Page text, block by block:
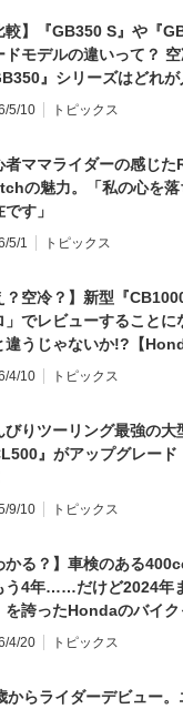
較】『GB350 S』や『
ドモデルの違いって？
』シリーズはどれが
5/10 トピックス
者ママライダーの感じた
の魅力。「私の心を落
す」
5/1 トピックス
？空冷？】新型『
」でレビューすること
違うじゃないか!?【
らず／CB1000F ①第一印
4/10 トピックス
びりツーリング最強の大
』がアップグレー
9/10 トピックス
かる？】車検のある
う4年……だけど2024年
を誇ったHondaのバイ
4/20 トピックス
からライダーデビュー